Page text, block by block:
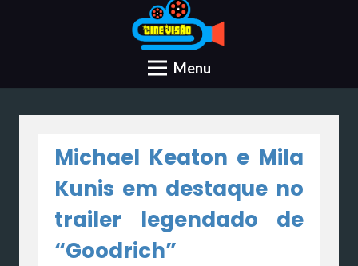
Menu
Michael Keaton e Mila
Kunis em destaque no
trailer legendado de
“Goodrich”